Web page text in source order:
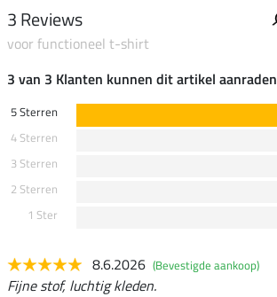
3 Reviews
voor functioneel t-shirt
3 van 3 Klanten kunnen dit artikel aanraden
5 Sterren
4 Sterren
3 Sterren
2 Sterren
1 Ster
8.6.2026 (Bevestigde aankoop)
Fijne stof, luchtig kleden.